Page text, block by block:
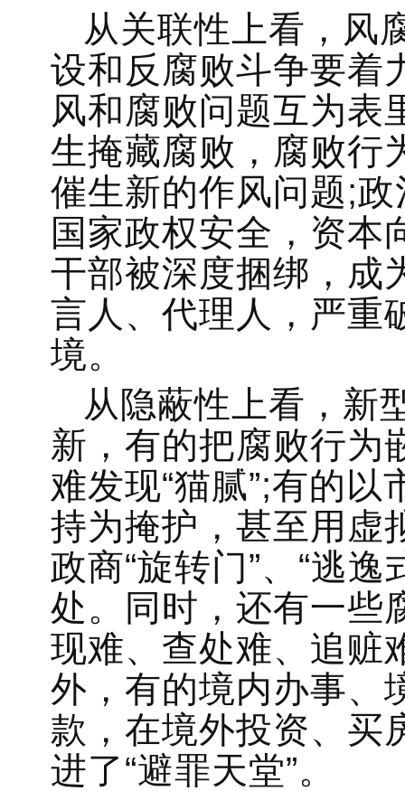
从关联性上看，风
设和反腐败斗争要着
风和腐败问题互为表
生掩藏腐败，腐败行
催生新的作风问题;
国家政权安全，资本
干部被深度捆绑，成
言人、代理人，严重
境。
从隐蔽性上看，新
新，有的把腐败行为
难发现“猫腻”;有的
持为掩护，甚至用虚
政商“旋转门”、“逃
处。同时，还有一些
现难、查处难、追赃
外，有的境内办事、
款，在境外投资、买
进了“避罪天堂”。